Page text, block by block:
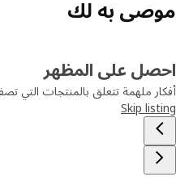
به لك
على المظهر
ملهمة تتعلق بالمنتجات التي
Skip